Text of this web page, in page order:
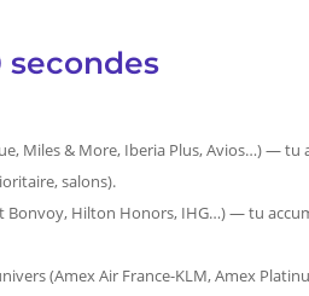
secondes
Miles & More, Iberia Plus, Avios…) — tu
salons).
Bonvoy, Hilton Honors, IHG…) — tu
(Amex Air France-KLM, Amex